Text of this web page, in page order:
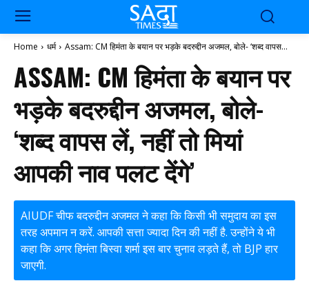
Home धर्म Assam: CM हिमंता के बयान पर भड़के बदरुद्दीन अजमल, बोले- ‘शब्द वापस...
ASSAM: CM हिमंता के बयान पर
भड़के बदरुद्दीन अजमल, बोले-
‘शब्द वापस लें, नहीं तो मियां
आपकी नाव पलट देंगे’
AIUDF चीफ बदरुद्दीन अजमल ने कहा कि किसी भी समुदाय का इस
तरह अपमान न करें. आपकी सत्ता ज्यादा दिन की नहीं है. उन्होंने ये भी
कहा कि अगर हिमंता बिस्वा शर्मा इस बार चुनाव लड़ते हैं, तो BJP हार
जाएगी.